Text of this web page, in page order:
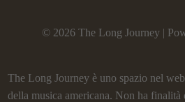
© 2026 The Long Journey |
The Long Journey è uno spazio nel
della musica americana. Non ha